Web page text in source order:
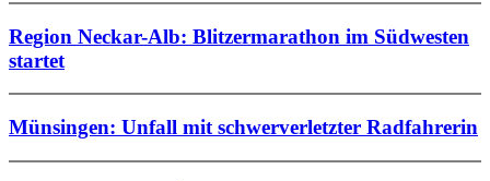
Region Neckar-Alb: Blitzermarathon im Südwesten
startet
Münsingen: Unfall mit schwerverletzter Radfahrerin